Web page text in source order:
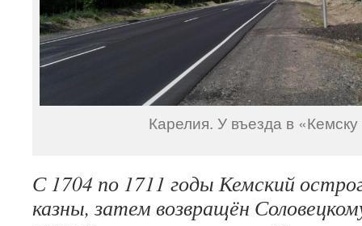
Карелия. У въезда в
С 1704 по 1711 годы Кемский
казны, затем возвращён